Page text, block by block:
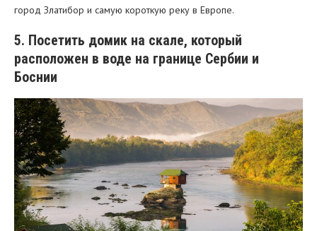
город Златибор и самую короткую реку в Европе.
5. Посетить домик на скале, который
расположен в воде на границе Сербии и
Боснии